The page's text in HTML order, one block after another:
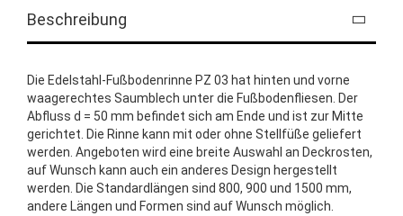
Beschreibung
Die Edelstahl-Fußbodenrinne PZ 03 hat hinten und vorne
waagerechtes Saumblech unter die Fußbodenfliesen. Der
Abfluss d = 50 mm befindet sich am Ende und ist zur Mitte
gerichtet. Die Rinne kann mit oder ohne Stellfüße geliefert
werden. Angeboten wird eine breite Auswahl an Deckrosten,
auf Wunsch kann auch ein anderes Design hergestellt
werden. Die Standardlängen sind 800, 900 und 1500 mm,
andere Längen und Formen sind auf Wunsch möglich.